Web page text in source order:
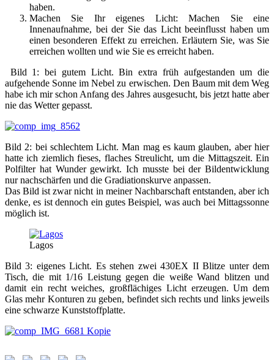
haben.
Machen Sie Ihr eigenes Licht: Machen Sie eine
Innenaufnahme, bei der Sie das Licht beeinflusst haben um
einen besonderen Effekt zu erreichen. Erläutern Sie, was Sie
erreichen wollten und wie Sie es erreicht haben.
Bild 1: bei gutem Licht. Bin extra früh aufgestanden um die
aufgehende Sonne im Nebel zu erwischen. Den Baum mit dem Weg
habe ich mir schon Anfang des Jahres ausgesucht, bis jetzt hatte aber
nie das Wetter gepasst.
Bild 2: bei schlechtem Licht. Man mag es kaum glauben, aber hier
hatte ich ziemlich fieses, flaches Streulicht, um die Mittagszeit. Ein
Polfilter hat Wunder gewirkt. Ich musste bei der Bildentwicklung
nur nachschärfen und die Gradiationskurve anpassen.
Das Bild ist zwar nicht in meiner Nachbarschaft entstanden, aber ich
denke, es ist dennoch ein gutes Beispiel, was auch bei Mittagssonne
möglich ist.
Lagos
Bild 3: eigenes Licht. Es stehen zwei 430EX II Blitze unter dem
Tisch, die mit 1/16 Leistung gegen die weiße Wand blitzen und
damit ein recht weiches, großflächiges Licht erzeugen. Um dem
Glas mehr Konturen zu geben, befindet sich rechts und links jeweils
eine schwarze Kunststoffplatte.